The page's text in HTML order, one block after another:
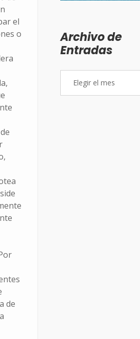
el
o
de
Archivo de
Entradas